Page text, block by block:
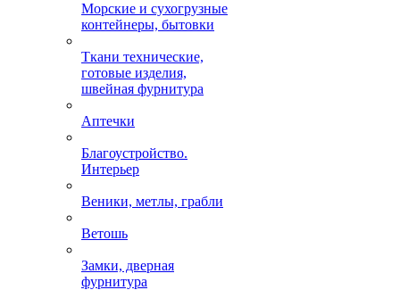
Морские и сухогрузные
контейнеры, бытовки
Ткани технические,
готовые изделия,
швейная фурнитура
Аптечки
Благоустройство.
Интерьер
Веники, метлы, грабли
Ветошь
Замки, дверная
фурнитура